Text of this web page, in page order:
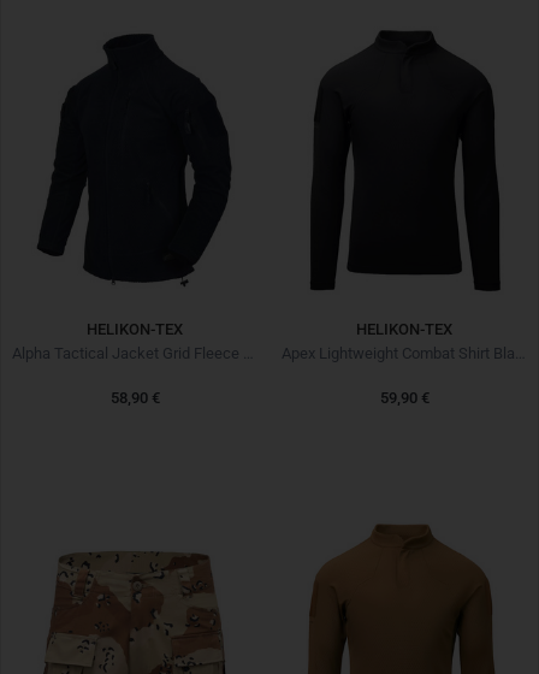
HELIKON-TEX
Alpha Tactical Jacket Grid Fleece Navy Blue
58,90 €
HELIKON-TEX
Apex Lightweight Combat Shirt Black
59,90 €